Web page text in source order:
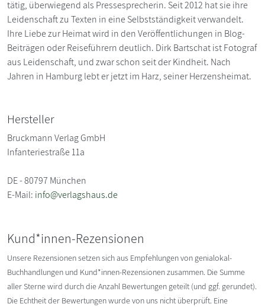
tätig, überwiegend als Pressesprecherin. Seit 2012 hat sie ihre
Leidenschaft zu Texten in eine Selbstständigkeit verwandelt.
Ihre Liebe zur Heimat wird in den Veröffentlichungen in Blog-
Beiträgen oder Reiseführern deutlich. Dirk Bartschat ist Fotograf
aus Leidenschaft, und zwar schon seit der Kindheit. Nach
Jahren in Hamburg lebt er jetzt im Harz, seiner Herzensheimat.
Hersteller
Bruckmann Verlag GmbH
Infanteriestraße 11a
DE - 80797 München
E-Mail: info@verlagshaus.de
Kund*innen-Rezensionen
Unsere Rezensionen setzen sich aus Empfehlungen von genialokal-
Buchhandlungen und Kund*innen-Rezensionen zusammen. Die Summe
aller Sterne wird durch die Anzahl Bewertungen geteilt (und ggf. gerundet).
Die Echtheit der Bewertungen wurde von uns nicht überprüft. Eine